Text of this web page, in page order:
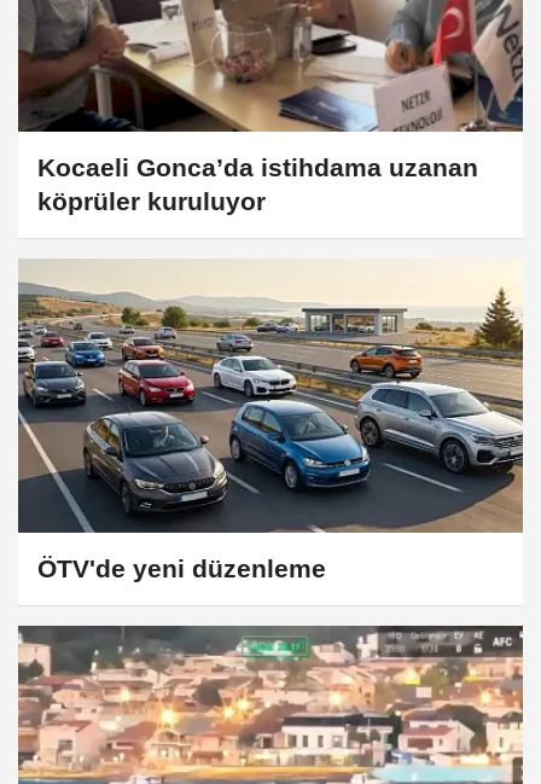
Kocaeli Gonca’da istihdama uzanan
köprüler kuruluyor
ÖTV'de yeni düzenleme